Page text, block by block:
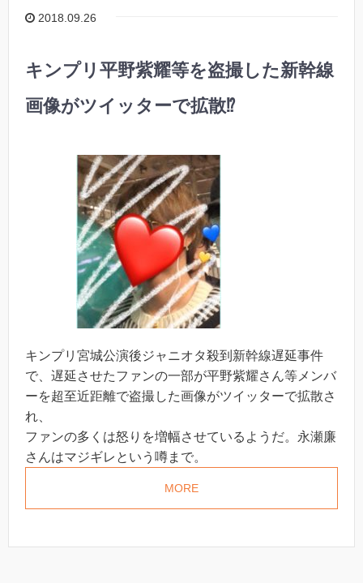
2018.09.26
キンプリ平野紫耀等を盗撮した新幹線
画像がツイッターで拡散⁉︎
キンプリ宮城公演後ジャニオタ殺到新幹線遅延事件
で、遅延させたファンの一部が平野紫耀さん等メンバ
ーを超至近距離で盗撮した画像がツイッターで拡散さ
れ、
ファンの多くは怒りを増幅させているようだ。永瀬廉
さんはマジギレという噂まで。
MORE